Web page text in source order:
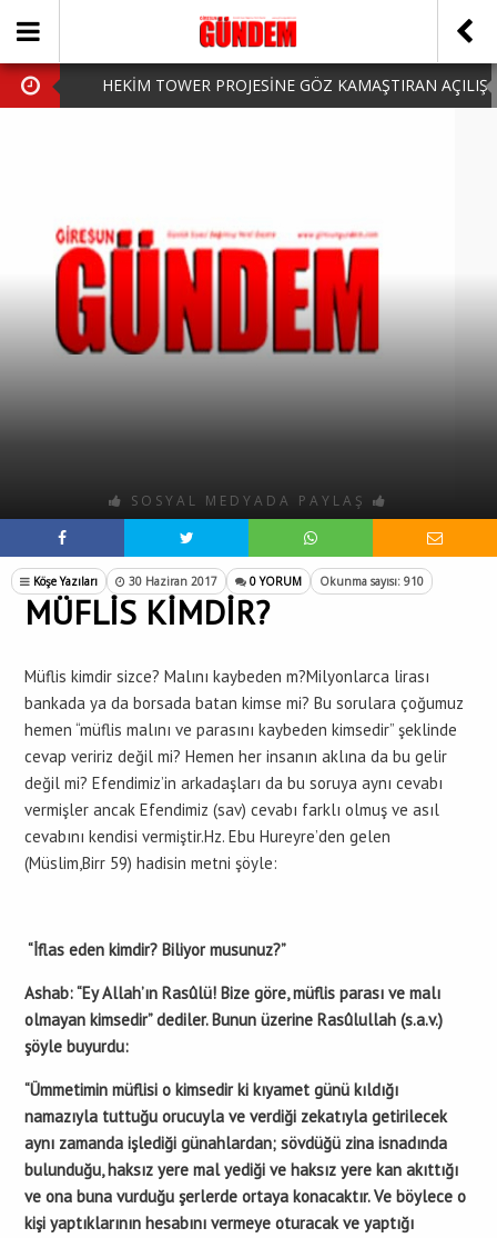
HEKİM TOWER PROJESİNE GÖZ KAMAŞTIRAN AÇILIŞ
HARUN CİCİ: VİDEOYU GÖRÜNCE GÖZLERİM DOLDU
SOSYAL MEDYADA PAYLAŞ
Köşe Yazıları 30 Haziran 2017 0 YORUM Okunma sayısı: 910
MÜFLİS KİMDİR?
Müflis kimdir sizce? Malını kaybeden m?Milyonlarca lirası
bankada ya da borsada batan kimse mi? Bu sorulara çoğumuz
hemen “müflis malını ve parasını kaybeden kimsedir” şeklinde
cevap veririz değil mi? Hemen her insanın aklına da bu gelir
değil mi? Efendimiz’in arkadaşları da bu soruya aynı cevabı
vermişler ancak Efendimiz (sav) cevabı farklı olmuş ve asıl
cevabını kendisi vermiştir.Hz. Ebu Hureyre’den gelen
(Müslim,Birr 59) hadisin metni şöyle:
“İflas eden kimdir? Biliyor musunuz?”
Ashab: “Ey Allah’ın Rasûlü! Bize göre, müflis parası ve malı
olmayan kimsedir” dediler. Bunun üzerine Rasûlullah (s.a.v.)
şöyle buyurdu:
“Ümmetimin müflisi o kimsedir ki kıyamet günü kıldığı
namazıyla tuttuğu orucuyla ve verdiği zekatıyla getirilecek
aynı zamanda işlediği günahlardan; sövdüğü zina isnadında
bulunduğu, haksız yere mal yediği ve haksız yere kan akıttığı
ve ona buna vurduğu şerlerde ortaya konacaktır. Ve böylece o
kişi yaptıklarının hesabını vermeye oturacak ve yaptığı